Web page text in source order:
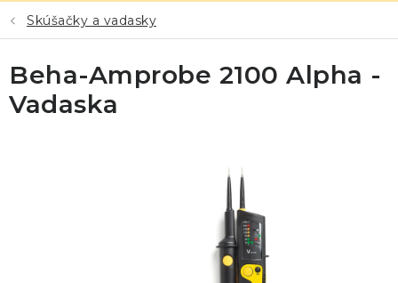
TLAK A ÚNIKY
ZÁZNAMNÍKY
Skúšačky a vadasky
Beha-Amprobe 2100 Alpha -
Vadaska